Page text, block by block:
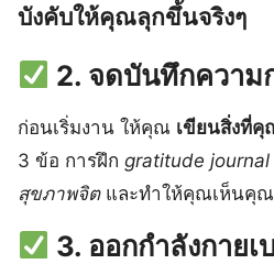
บังคับให้คุณลุกขึ้นจริงๆ
2. จดบันทึกควา
ก่อนเริ่มงาน ให้คุณ เขียนสิ่งที่
3 ข้อ การฝึก gratitude journal
สุขภาพจิตและทำให้คุณเห็นคุณ
3. ออกกำลังกายเ